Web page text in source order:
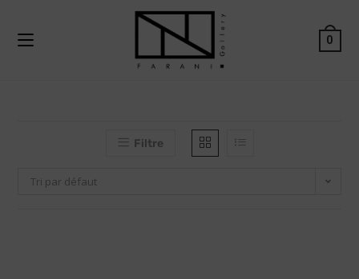
0
Filtre
Tri par défaut